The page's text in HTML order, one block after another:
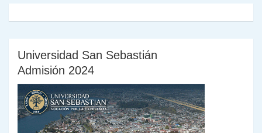
Universidad San Sebastián
Admisión 2024